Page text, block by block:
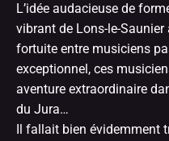
L’idée audacieuse de
vibrant de Lons-le-Saunier
fortuite entre musiciens
exceptionnel, ces
aventure extraordinaire
du Jura…
Il fallait bien évidemment